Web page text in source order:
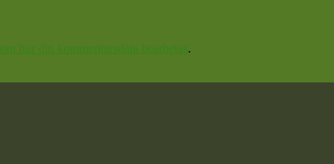
hur din kommentarsdata bearbetas.